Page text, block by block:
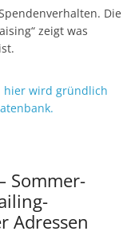
Die
zeigt was
Sommer-
Adressen